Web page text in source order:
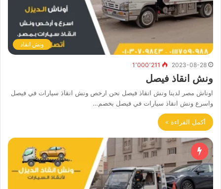
ونش انقاذ
2023-08-28 1٬000٬211
ونش انقاذ فيصل
اوناش مصر لدينا ونش انقاذ فيصل نحن ارخص ونش انقاذ سيارات في فيصل
واسرع ونش انقاذ سيارات في فيصل بخصم…
أكمل القراءة »